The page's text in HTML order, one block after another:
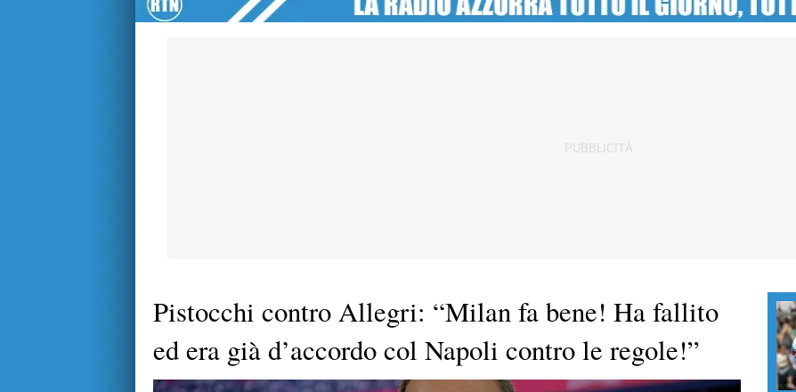
Pistocchi contro Allegri: “Milan fa bene! Ha fallito
ed era già d’accordo col Napoli contro le regole!”